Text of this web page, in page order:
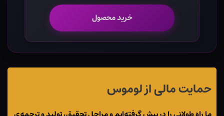
خرید محصول
حمایت مالی از لوموس